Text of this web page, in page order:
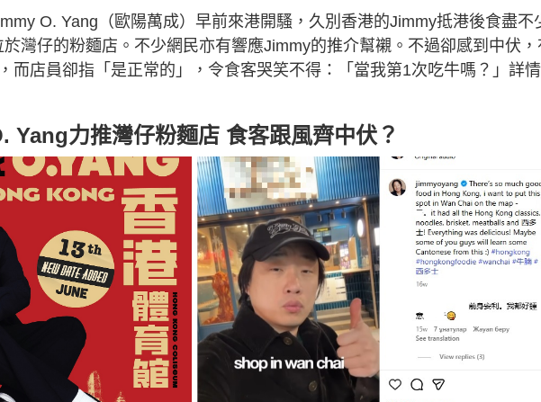
O. Yang（歐陽萬成）早前來港開騷，久別香港的Jimmy抵港後食盡不
灣仔的粉麵店。不少網民亦有響應Jimmy的推介幫襯。不過卻感到中伏，
而店員卻指「是正常的」，令食客哭笑不得：「當我第1次吃牛嗎？」詳
Yang力推灣仔粉麵店 食客跟風齊中伏？